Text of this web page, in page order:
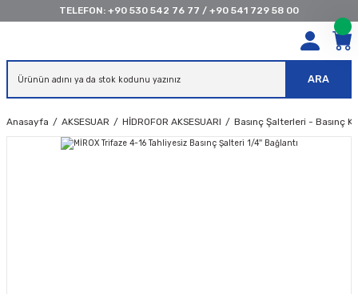
TELEFON: +90 530 542 76 77 / +90 541 729 58 00
ARA
Anasayfa AKSESUAR HİDROFOR AKSESUARI Basınç Şalterleri - Basınç